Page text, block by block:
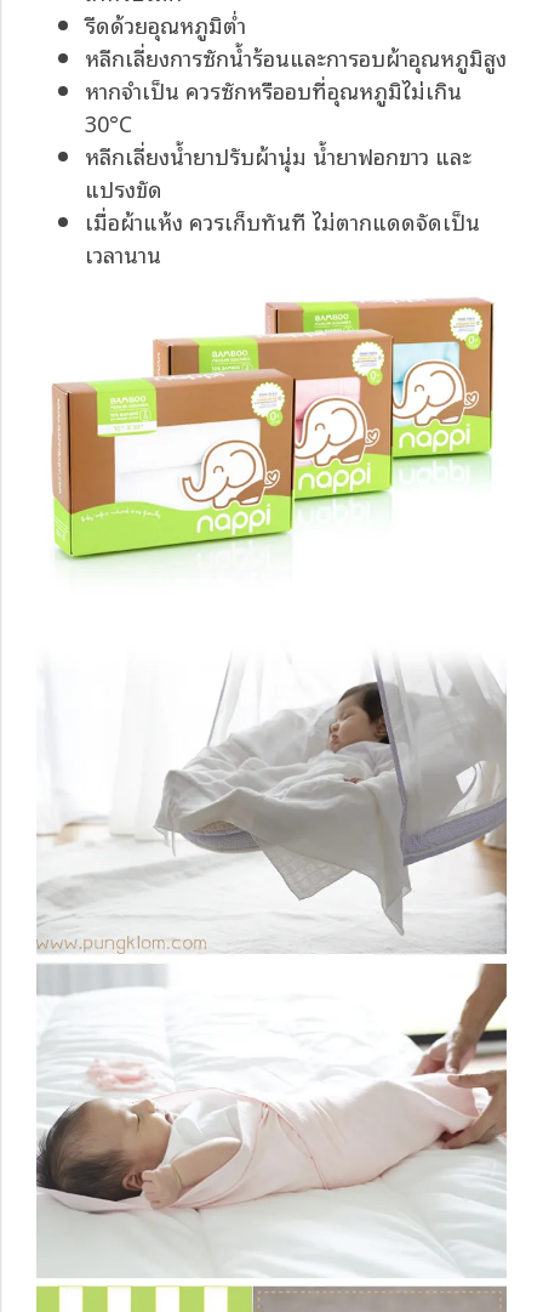
รีดด้วยอุณหภูมิต่ำ
หลีกเลี่ยงการซักน้ำร้อนและการอบผ้าอุณหภูมิสูง
หากจำเป็น ควรซักหรืออบที่อุณหภูมิไม่เกิน
30°C
หลีกเลี่ยงน้ำยาปรับผ้านุ่ม น้ำยาฟอกขาว และ
แปรงขัด
เมื่อผ้าแห้ง ควรเก็บทันที ไม่ตากแดดจัดเป็น
เวลานาน